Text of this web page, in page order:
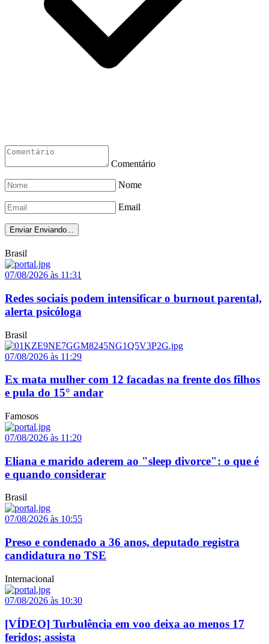
Comentário
Nome
Email
Enviar Enviando...
Brasil
07/08/2026 às 11:31
Redes sociais podem intensificar o burnout parental,
alerta psicóloga
Brasil
07/08/2026 às 11:29
Ex mata mulher com 12 facadas na frente dos filhos
e pula do 15° andar
Famosos
07/08/2026 às 11:20
Eliana e marido aderem ao "sleep divorce": o que é
e quando considerar
Brasil
07/08/2026 às 10:55
Preso e condenado a 36 anos, deputado registra
candidatura no TSE
Internacional
07/08/2026 às 10:30
[VÍDEO] Turbulência em voo deixa ao menos 17
feridos; assista